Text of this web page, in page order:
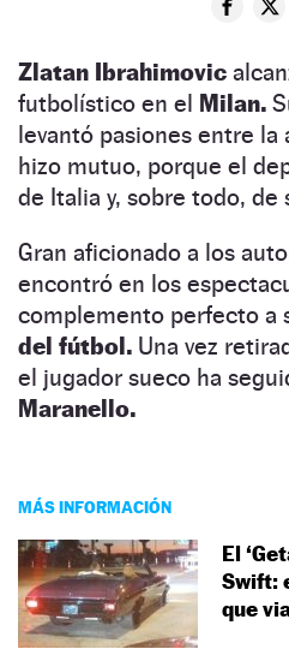
Zlatan Ibrahimovic
futbolístico en el Milan.
levantó pasiones entre la
hizo mutuo, porque el
de Italia y, sobre todo, de
Gran aficionado a los
encontró en los
complemento perfecto a
del fútbol. Una vez
el jugador sueco ha
Maranello.
MÁS INFORMACIÓN
El
Swift:
que